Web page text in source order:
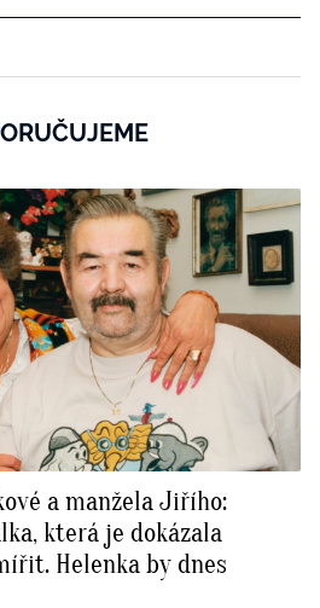
a manžela Jiřího:
která je dokázala
Helenka by dnes